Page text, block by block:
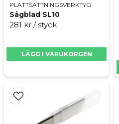
PLATTSÄTTNINGSVERKTYG
Sågblad SL10
281 kr / styck
LÄGG I VARUKORGEN